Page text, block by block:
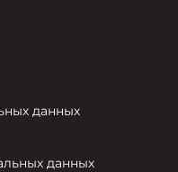
данных
данных